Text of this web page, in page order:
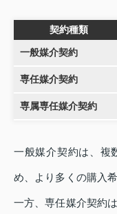
契約種類
一般媒介契約
専任媒介契約
専属専任媒介契約
一般媒介契約は、複
め、より多くの購入
一方、専任媒介契約